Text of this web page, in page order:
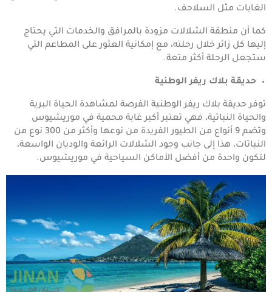
الغابات مثل السلاحف.
كما أن منطقة الشلالات مزودة بالمرافق والخدمات التي يحتاج
إليها كل زائر خلال رحلته، مع إمكانية العثور على المطاعم التي
ستجعل الرحلة أكثر متعة.
حديقة بلاك ريفر الوطنية
توفر حديقة بلاك ريفر الوطنية الفرصة لمشاهدة الحياة البرية
والحياة النباتية، فهي تعتبر أكبر غابة محمية في موريشيوس
وتضم 9 أنواع من الطيور الفريدة من نوعها وأكثر من 300 نوع من
النباتات، هذا إلى جانب وجود الشلالات الرائعة والوديان الواسعة،
لتكون واحدة من أفضل الأماكن السياحية في موريشيوس.